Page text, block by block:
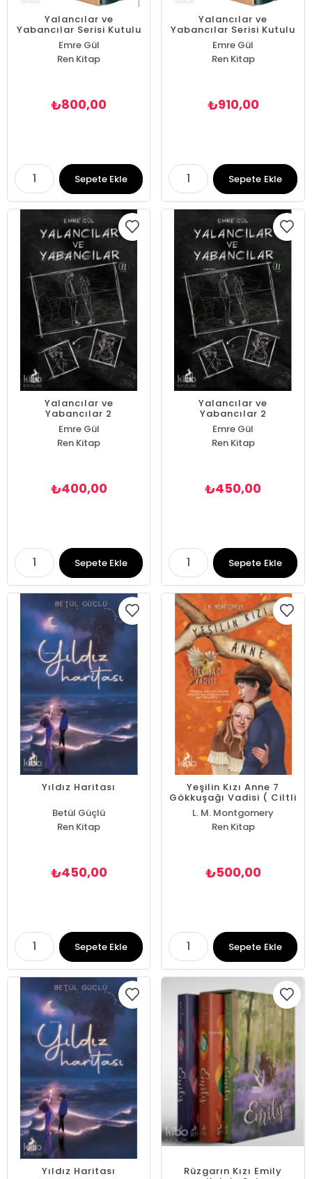
Yalancılar ve
Yabancılar Serisi Kutulu
Emre Gül
Ren Kitap
₺800,00
Sepete Ekle
Yalancılar ve
Yabancılar Serisi Kutulu
(Ciltli)
Emre Gül
Ren Kitap
₺910,00
Sepete Ekle
Yalancılar ve
Yabancılar 2
Emre Gül
Ren Kitap
₺400,00
Sepete Ekle
Yalancılar ve
Yabancılar 2
Emre Gül
Ren Kitap
₺450,00
Sepete Ekle
Yıldız Haritası
Betül Güçlü
Ren Kitap
₺450,00
Sepete Ekle
Yeşilin Kızı Anne 7
Gökkuşağı Vadisi ( Ciltli
)
L. M. Montgomery
Ren Kitap
₺500,00
Sepete Ekle
Yıldız Haritası Rüzgarın Kızı Emily